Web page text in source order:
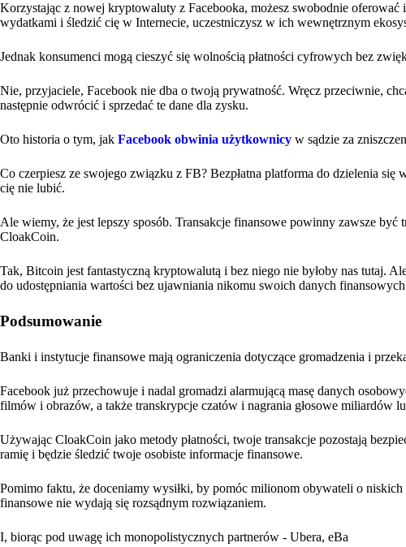
Korzystając z nowej kryptowaluty z Facebooka, możesz swobodnie
wydatkami i śledzić cię w Internecie, uczestniczysz w ich wewnętrznym
Jednak konsumenci mogą cieszyć się wolnością płatności cyfrowych bez
Nie, przyjaciele, Facebook nie dba o twoją prywatność. Wręcz przeciwnie,
następnie odwrócić i sprzedać te dane dla zysku.
Oto historia o tym, jak Facebook obwinia użytkownicy w sądzie za
Co czerpiesz ze swojego związku z FB? Bezpłatna platforma do dzielenia
cię nie lubić.
Ale wiemy, że jest lepszy sposób. Transakcje finansowe powinny zawsze
CloakCoin.
Tak, Bitcoin jest fantastyczną kryptowalutą i bez niego nie byłoby nas tutaj.
do udostępniania wartości bez ujawniania nikomu swoich danych
Podsumowanie
Banki i instytucje finansowe mają ograniczenia dotyczące gromadzenia i
Facebook już przechowuje i nadal gromadzi alarmującą masę danych
filmów i obrazów, a także transkrypcje czatów i nagrania głosowe miliardów
Używając CloakCoin jako metody płatności, twoje transakcje pozostają
ramię i będzie śledzić twoje osobiste informacje finansowe.
Pomimo faktu, że doceniamy wysiłki, by pomóc milionom obywateli o
finansowe nie wydają się rozsądnym rozwiązaniem.
I, biorąc pod uwagę ich monopolistycznych partnerów - Ubera, eBa